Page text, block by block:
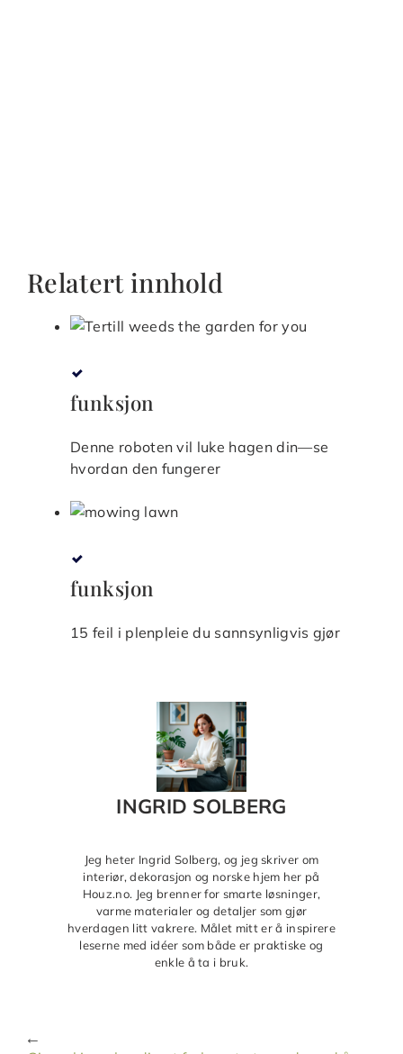
Relatert innhold
funksjon
Denne roboten vil luke hagen din—se
hvordan den fungerer
funksjon
15 feil i plenpleie du sannsynligvis gjør
INGRID SOLBERG
Jeg heter Ingrid Solberg, og jeg skriver om
interiør, dekorasjon og norske hjem her på
Houz.no. Jeg brenner for smarte løsninger,
varme materialer og detaljer som gjør
hverdagen litt vakrere. Målet mitt er å inspirere
leserne med idéer som både er praktiske og
enkle å ta i bruk.